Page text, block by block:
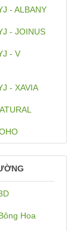
- ALBANY
- JOINUS
- V
- XAVIA
Hoa